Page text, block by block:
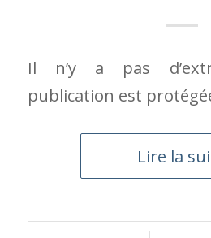
PAR
ASSEMBLÉES